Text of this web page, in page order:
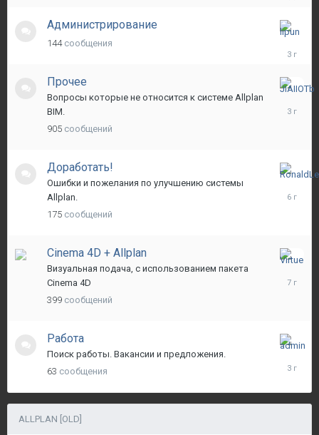
Администрирование
144 сообщения
17
мая,
Прочее
Вопросы которые не относится к системе Allplan
BIM.
905 сообщений
1
Доработать!
Ошибки и пожелания по улучшению системы
Allplan.
175 сообщений
26
апреля,
Cinema 4D + Allplan
Визуальная подача, с использованием пакета
Cinema 4D
399 сообщений
26
июня,
Работа
Поиск работы. Вакансии и предложения.
63 сообщения
26
ноября,
ALLPLAN [OLD]